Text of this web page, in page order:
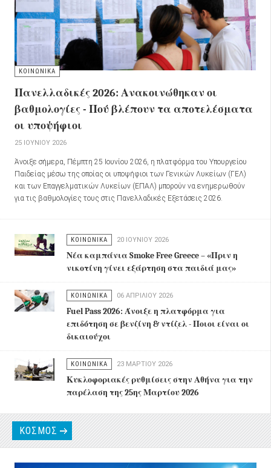
ΚΟΙΝΩΝΙΚΑ
Πανελλαδικές 2026: Ανακοινώθηκαν οι
βαθμολογίες - Πού βλέπουν τα αποτελέσματα
οι υποψήφιοι
25 ΙΟΥΝΊΟΥ 2026
Άνοιξε σήμερα, Πέμπτη 25 Ιουνίου 2026, η πλατφόρμα του Υπουργείου
Παιδείας μέσω της οποίας οι υποψήφιοι των Γενικών Λυκείων (ΓΕΛ)
και των Επαγγελματικών Λυκείων (ΕΠΑΛ) μπορούν να ενημερωθούν
για τις βαθμολογίες τους στις Πανελλαδικές Εξετάσεις 2026.
ΚΟΙΝΩΝΙΚΑ 20 ΙΟΥΝΊΟΥ 2026
Νέα καμπάνια Smoke Free Greece – «Πριν η
νικοτίνη γίνει εξάρτηση στα παιδιά μας»
ΚΟΙΝΩΝΙΚΑ 06 ΑΠΡΙΛΊΟΥ 2026
Fuel Pass 2026: Άνοιξε η πλατφόρμα για
επιδότηση σε βενζίνη & ντίζελ - Ποιοι είναι οι
δικαιούχοι
ΚΟΙΝΩΝΙΚΑ 23 ΜΑΡΤΊΟΥ 2026
Κυκλοφοριακές ρυθμίσεις στην Αθήνα για την
παρέλαση της 25ης Μαρτίου 2026
ΚΟΣΜΟΣ